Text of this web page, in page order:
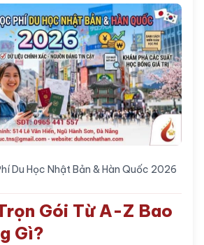
Du Học Nhật Bản & Hàn Quốc 2026
Gói Từ A-Z Bao
Gì?